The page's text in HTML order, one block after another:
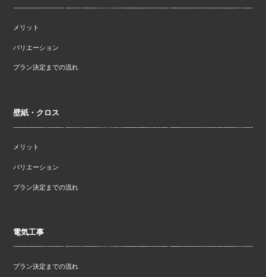
メリット
バリエーション
プラン決定までの流れ
壁紙・クロス
メリット
バリエーション
プラン決定までの流れ
電気工事
プラン決定までの流れ